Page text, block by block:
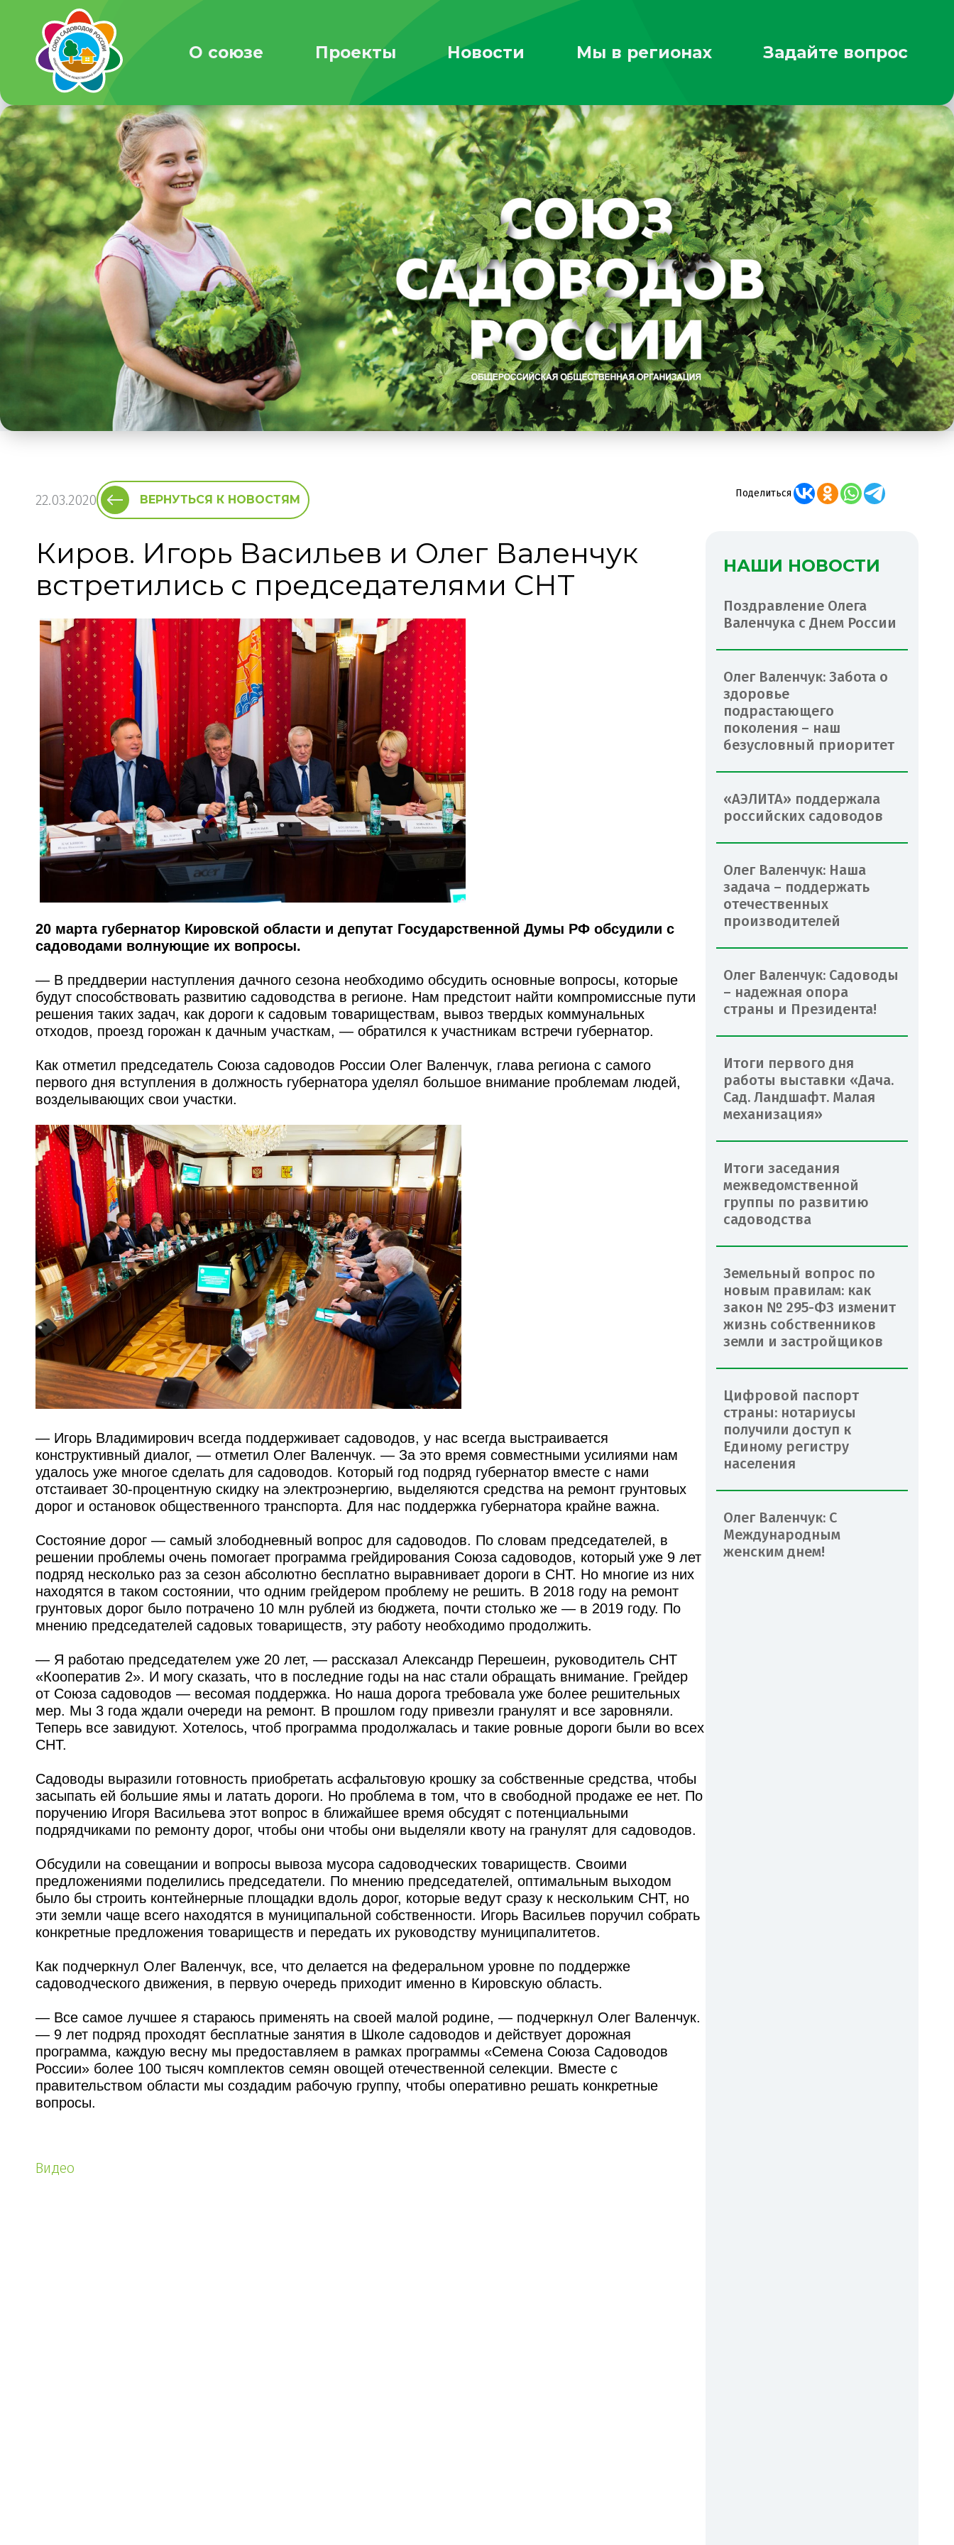
О союзе Проекты Новости Мы в регионах Задайте вопрос
22.03.2020 ВЕРНУТЬСЯ К НОВОСТЯМ
Киров. Игорь Васильев и Олег Валенчук
встретились с председателями СНТ
20 марта губернатор Кировской области и депутат Государственной Думы РФ обсудили с
садоводами волнующие их вопросы.
— В преддверии наступления дачного сезона необходимо обсудить основные вопросы, которые
будут способствовать развитию садоводства в регионе. Нам предстоит найти компромиссные пути
решения таких задач, как дороги к садовым товариществам, вывоз твердых коммунальных
отходов, проезд горожан к дачным участкам, — обратился к участникам встречи губернатор.
Как отметил председатель Союза садоводов России Олег Валенчук, глава региона с самого
первого дня вступления в должность губернатора уделял большое внимание проблемам людей,
возделывающих свои участки.
— Игорь Владимирович всегда поддерживает садоводов, у нас всегда выстраивается
конструктивный диалог, — отметил Олег Валенчук. — За это время совместными усилиями нам
удалось уже многое сделать для садоводов. Который год подряд губернатор вместе с нами
отстаивает 30-процентную скидку на электроэнергию, выделяются средства на ремонт грунтовых
дорог и остановок общественного транспорта. Для нас поддержка губернатора крайне важна.
Состояние дорог — самый злободневный вопрос для садоводов. По словам председателей, в
решении проблемы очень помогает программа грейдирования Союза садоводов, который уже 9 лет
подряд несколько раз за сезон абсолютно бесплатно выравнивает дороги в СНТ. Но многие из них
находятся в таком состоянии, что одним грейдером проблему не решить. В 2018 году на ремонт
грунтовых дорог было потрачено 10 млн рублей из бюджета, почти столько же — в 2019 году. По
мнению председателей садовых товариществ, эту работу необходимо продолжить.
— Я работаю председателем уже 20 лет, — рассказал Александр Перешеин, руководитель СНТ
«Кооператив 2». И могу сказать, что в последние годы на нас стали обращать внимание. Грейдер
от Союза садоводов — весомая поддержка. Но наша дорога требовала уже более решительных
мер. Мы 3 года ждали очереди на ремонт. В прошлом году привезли гранулят и все заровняли.
Теперь все завидуют. Хотелось, чтоб программа продолжалась и такие ровные дороги были во всех
СНТ.
Садоводы выразили готовность приобретать асфальтовую крошку за собственные средства, чтобы
засыпать ей большие ямы и латать дороги. Но проблема в том, что в свободной продаже ее нет. По
поручению Игоря Васильева этот вопрос в ближайшее время обсудят с потенциальными
подрядчиками по ремонту дорог, чтобы они чтобы они выделяли квоту на гранулят для садоводов.
Обсудили на совещании и вопросы вывоза мусора садоводческих товариществ. Своими
предложениями поделились председатели. По мнению председателей, оптимальным выходом
было бы строить контейнерные площадки вдоль дорог, которые ведут сразу к нескольким СНТ, но
эти земли чаще всего находятся в муниципальной собственности. Игорь Васильев поручил собрать
конкретные предложения товариществ и передать их руководству муниципалитетов.
Как подчеркнул Олег Валенчук, все, что делается на федеральном уровне по поддержке
садоводческого движения, в первую очередь приходит именно в Кировскую область.
— Все самое лучшее я стараюсь применять на своей малой родине, — подчеркнул Олег Валенчук.
— 9 лет подряд проходят бесплатные занятия в Школе садоводов и действует дорожная
программа, каждую весну мы предоставляем в рамках программы «Семена Союза Садоводов
России» более 100 тысяч комплектов семян овощей отечественной селекции. Вместе с
правительством области мы создадим рабочую группу, чтобы оперативно решать конкретные
вопросы.
Видео
Поделиться
НАШИ НОВОСТИ
Поздравление Олега
Валенчука с Днем России
Олег Валенчук: Забота о
здоровье
подрастающего
поколения – наш
безусловный приоритет
«АЭЛИТА» поддержала
российских садоводов
Олег Валенчук: Наша
задача – поддержать
отечественных
производителей
Олег Валенчук: Садоводы
– надежная опора
страны и Президента!
Итоги первого дня
работы выставки «Дача.
Сад. Ландшафт. Малая
механизация»
Итоги заседания
межведомственной
группы по развитию
садоводства
Земельный вопрос по
новым правилам: как
закон № 295-ФЗ изменит
жизнь собственников
земли и застройщиков
Цифровой паспорт
страны: нотариусы
получили доступ к
Единому регистру
населения
Олег Валенчук: С
Международным
женским днем!